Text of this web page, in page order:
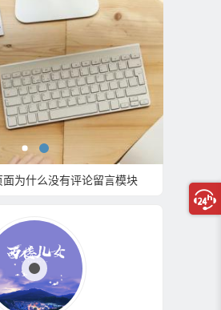
为什么没有评论留言模块 自